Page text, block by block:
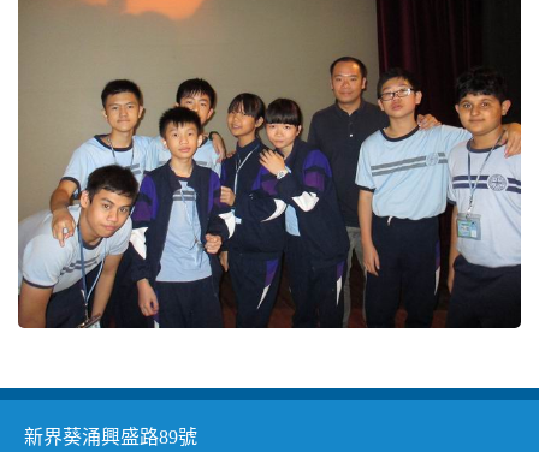
o
n
新界葵涌興盛路89號